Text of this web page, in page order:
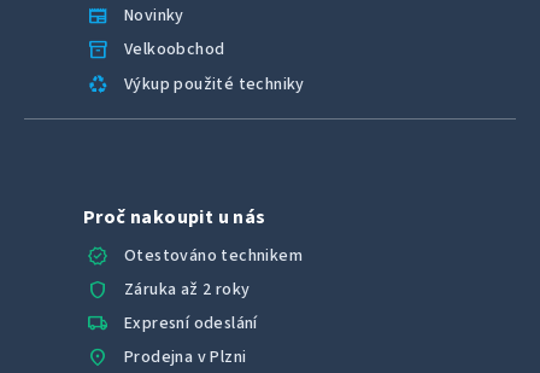
newspaper Novinky
inventory_2 Velkoobchod
recycling Výkup použité techniky
Proč nakoupit u nás
verified
Otestováno technikem
shield Záruka až 2 roky
local_shipping Expresní odeslání
location_on Prodejna v Plzni